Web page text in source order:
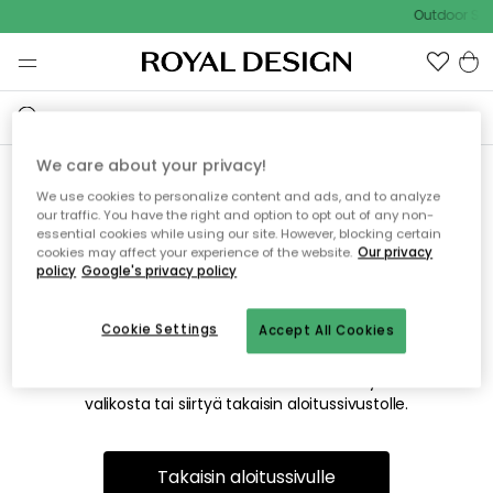
Outdoor
Emme valitettavasti löydä
etsimääsi sivua
Tämä voi johtua siitä, että sivua ei enää ole tai siitä, että se
on siirretty muualle. Pahoittelemme tästä mahdollisesti
valikosta tai siirtyä takaisin aloitussivustolle.
Takaisin aloitussivulle
We care about your privacy!
We use cookies to personalize content and ads, and to analyze
our traffic. You have the right and option to opt out of any non-
essential cookies while using our site. However, blocking certain
cookies may affect your experience of the website. Our privacy
policy Google's privacy policy
Accept All Cookies
Cookie Settings